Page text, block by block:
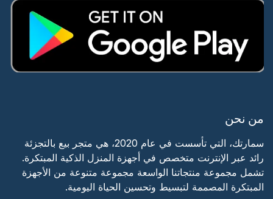
من نحن
سمارتك، التي تأسست في عام 2020، هي متجر بيع بالتجزئة
رائد عبر الإنترنت متخصص في أجهزة المنزل الذكية المبتكرة.
تشمل مجموعة منتجاتنا الواسعة مجموعة متنوعة من الأجهزة
المبتكرة المصممة لتبسيط وتحسين الحياة اليومية.